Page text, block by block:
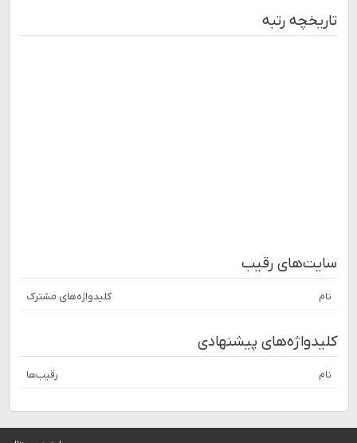
تاریخچه رتبه
سایت‌های رقیب
نام کلیدواژه‌های مشترک
کلیدواژه‌های پیشنهادی
نام رقیب‌ها